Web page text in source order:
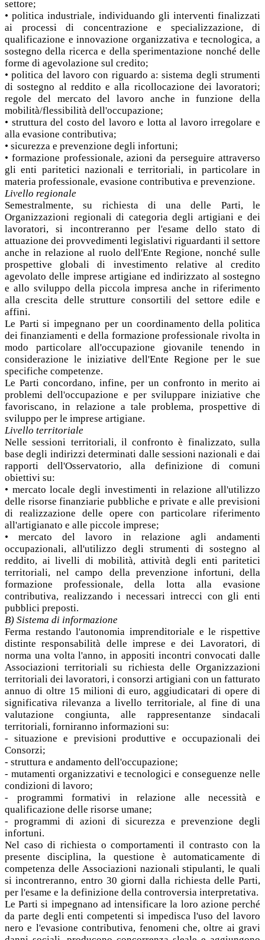
settore;
• politica industriale, individuando gli interventi finalizzati
ai processi di concentrazione e specializzazione, di
qualificazione e innovazione organizzativa e tecnologica, a
sostegno della ricerca e della sperimentazione nonché delle
forme di agevolazione sul credito;
• politica del lavoro con riguardo a: sistema degli strumenti
di sostegno al reddito e alla ricollocazione dei lavoratori;
regole del mercato del lavoro anche in funzione della
mobilità/flessibilità dell'occupazione;
• struttura del costo del lavoro e lotta al lavoro irregolare e
alla evasione contributiva;
• sicurezza e prevenzione degli infortuni;
• formazione professionale, azioni da perseguire attraverso
gli enti paritetici nazionali e territoriali, in particolare in
materia professionale, evasione contributiva e prevenzione.
Livello regionale
Semestralmente, su richiesta di una delle Parti, le
Organizzazioni regionali di categoria degli artigiani e dei
lavoratori, si incontreranno per l'esame dello stato di
attuazione dei provvedimenti legislativi riguardanti il settore
anche in relazione al ruolo dell'Ente Regione, nonché sulle
prospettive globali di investimento relative al credito
agevolato delle imprese artigiane ed indirizzato al sostegno
e allo sviluppo della piccola impresa anche in riferimento
alla crescita delle strutture consortili del settore edile e
affini.
Le Parti si impegnano per un coordinamento della politica
dei finanziamenti e della formazione professionale rivolta in
modo particolare all'occupazione giovanile tenendo in
considerazione le iniziative dell'Ente Regione per le sue
specifiche competenze.
Le Parti concordano, infine, per un confronto in merito ai
problemi dell'occupazione e per sviluppare iniziative che
favoriscano, in relazione a tale problema, prospettive di
sviluppo per le imprese artigiane.
Livello territoriale
Nelle sessioni territoriali, il confronto è finalizzato, sulla
base degli indirizzi determinati dalle sessioni nazionali e dai
rapporti dell'Osservatorio, alla definizione di comuni
obiettivi su:
• mercato locale degli investimenti in relazione all'utilizzo
delle risorse finanziarie pubbliche e private e alle previsioni
di realizzazione delle opere con particolare riferimento
all'artigianato e alle piccole imprese;
• mercato del lavoro in relazione agli andamenti
occupazionali, all'utilizzo degli strumenti di sostegno al
reddito, ai livelli di mobilità, attività degli enti paritetici
territoriali, nel campo della prevenzione infortuni, della
formazione professionale, della lotta alla evasione
contributiva, realizzando i necessari intrecci con gli enti
pubblici preposti.
B) Sistema di informazione
Ferma restando l'autonomia imprenditoriale e le rispettive
distinte responsabilità delle imprese e dei Lavoratori, di
norma una volta l'anno, in appositi incontri convocati dalle
Associazioni territoriali su richiesta delle Organizzazioni
territoriali dei lavoratori, i consorzi artigiani con un fatturato
annuo di oltre 15 milioni di euro, aggiudicatari di opere di
significativa rilevanza a livello territoriale, al fine di una
valutazione congiunta, alle rappresentanze sindacali
territoriali, forniranno informazioni su:
- situazione e previsioni produttive e occupazionali dei
Consorzi;
- struttura e andamento dell'occupazione;
- mutamenti organizzativi e tecnologici e conseguenze nelle
condizioni di lavoro;
- programmi formativi in relazione alle necessità e
qualificazione delle risorse umane;
- programmi di azioni di sicurezza e prevenzione degli
infortuni.
Nel caso di richiesta o comportamenti il contrasto con la
presente disciplina, la questione è automaticamente di
competenza delle Associazioni nazionali stipulanti, le quali
si incontreranno, entro 30 giorni dalla richiesta delle Parti,
per l'esame e la definizione della controversia interpretativa.
Le Parti si impegnano ad intensificare la loro azione perché
da parte degli enti competenti si impedisca l'uso del lavoro
nero e l'evasione contributiva, fenomeni che, oltre ai gravi